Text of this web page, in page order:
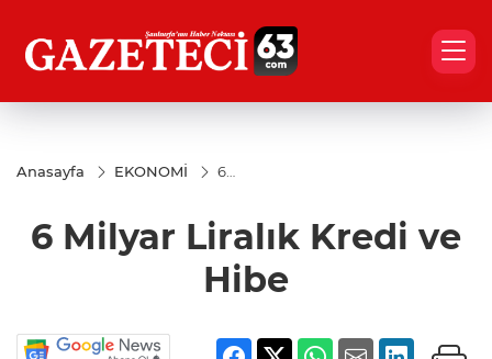
Anasayfa EKONOMİ
6
ve
6 Milyar Liralık Kredi ve
Hibe